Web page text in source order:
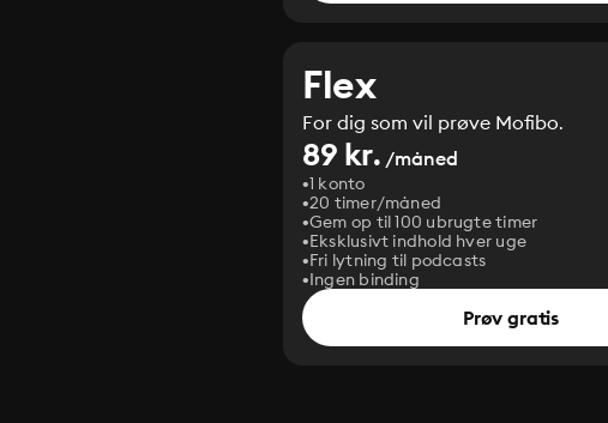
Flex
For dig som vil prøve Mofibo.
89 kr. /måned
1 konto
20 timer/måned
Gem op til 100 ubrugte timer
Eksklusivt indhold hver uge
Fri lytning til podcasts
Ingen binding
Prøv gratis